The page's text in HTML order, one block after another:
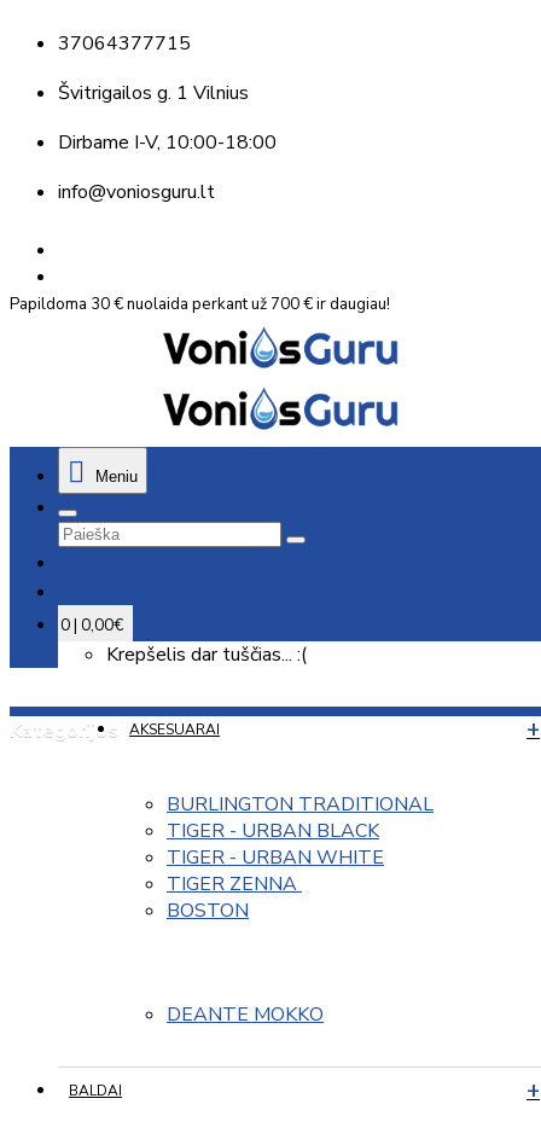
37064377715
Švitrigailos g. 1 Vilnius
Dirbame I-V, 10:00-18:00
info@voniosguru.lt
Papildoma 30 € nuolaida perkant už 700 € ir daugiau!
Meniu
0 | 0,00€
Krepšelis dar tuščias... :(
Kategorijos AKSESUARAI
BURLINGTON TRADITIONAL
TIGER - URBAN BLACK
TIGER - URBAN WHITE
TIGER ZENNA
BOSTON
DEANTE MOKKO
BALDAI